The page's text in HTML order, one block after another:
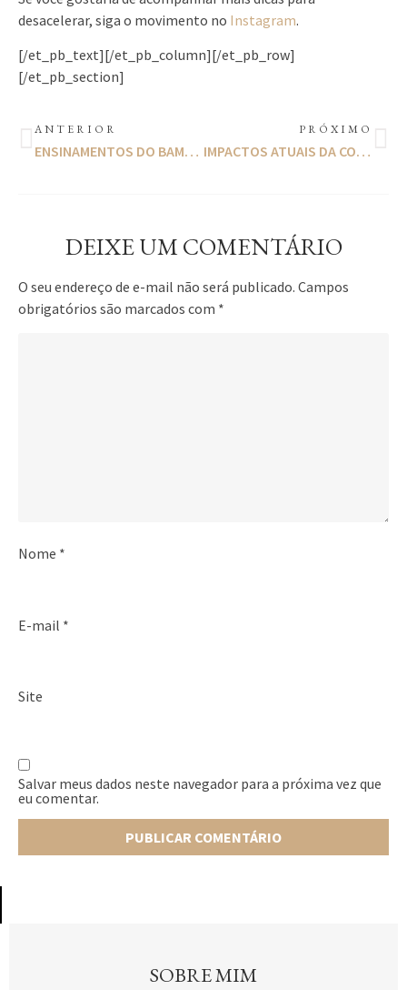
desacelerar, siga o movimento no Instagram.
[/et_pb_text][/et_pb_column][/et_pb_row]
[/et_pb_section]
ANTERIOR
ENSINAMENTOS DO BAMBU FRENTE À PANDEMIA
PRÓXIMO
IMPACTOS ATUAIS DA COVID-19 NA EDUCAÇÃO BRASILEIRA
DEIXE UM COMENTÁRIO
O seu endereço de e-mail não será publicado. Campos
obrigatórios são marcados com *
Nome *
E-mail *
Site
Salvar meus dados neste navegador para a próxima vez que
eu comentar.
SOBRE MIM